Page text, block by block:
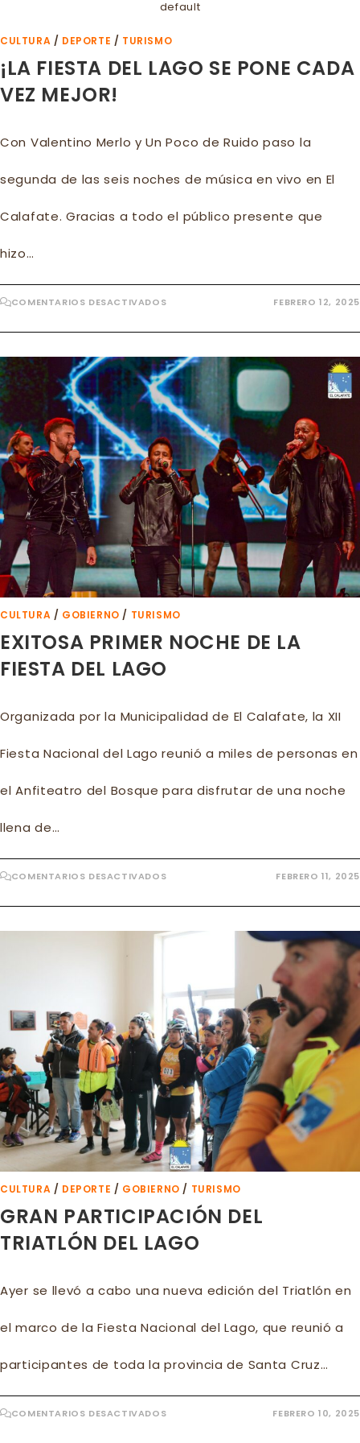
default
CULTURA / DEPORTE / TURISMO
¡LA FIESTA DEL LAGO SE PONE CADA
VEZ MEJOR!
Con Valentino Merlo y Un Poco de Ruido paso la
segunda de las seis noches de música en vivo en El
Calafate. Gracias a todo el público presente que
hizo…
COMENTARIOS DESACTIVADOSEN
DEL
SE
PONE
CADA
VEZ
MEJOR!
FEBRERO 12, 2025
CULTURA / GOBIERNO / TURISMO
EXITOSA PRIMER NOCHE DE LA
FIESTA DEL LAGO
Organizada por la Municipalidad de El Calafate, la XII
Fiesta Nacional del Lago reunió a miles de personas en
el Anfiteatro del Bosque para disfrutar de una noche
llena de…
COMENTARIOS DESACTIVADOSEN
NOCHE
LA
FIESTA
FEBRERO 11, 2025
CULTURA / DEPORTE / GOBIERNO / TURISMO
GRAN PARTICIPACIÓN DEL
TRIATLÓN DEL LAGO
Ayer se llevó a cabo una nueva edición del Triatlón en
el marco de la Fiesta Nacional del Lago, que reunió a
participantes de toda la provincia de Santa Cruz…
COMENTARIOS DESACTIVADOSEN FEBRERO 10, 2025